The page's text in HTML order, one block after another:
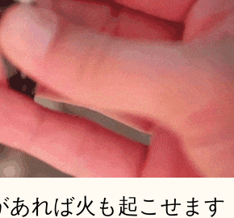
あれば火も起こせます